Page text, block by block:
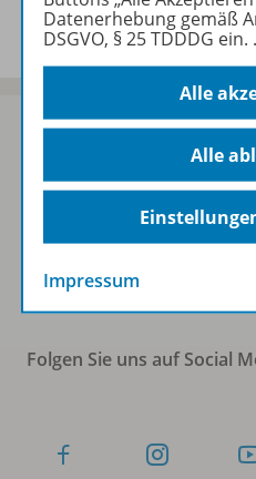
Sofort profitieren
Folgen Sie uns auf Social
Datenerhebung gemäß
DSGVO, § 25 TDDDG ein.
Alle
Alle
Impressum